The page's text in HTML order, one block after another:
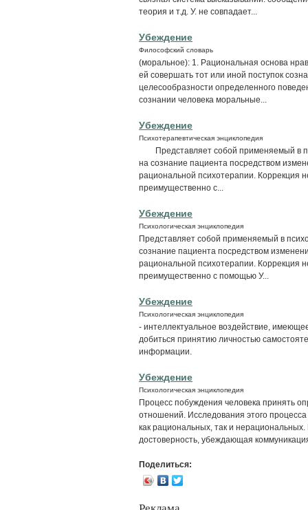
теория и т.д. У. не совпадает...
Убеждение
Философский словарь
(моральное): 1. Рациональная основа
ей совершать тот или иной поступок
целесообразности определенного
сознании человека моральные...
Убеждение
Психотерапевтическая энциклопедия
Представляет собой применяемый в
на сознание пациента посредством
рациональной психотерапии. Коррекция
преимущественно с...
Убеждение
Психологическая энциклопедия
Представляет собой применяемый в
сознание пациента посредством
рациональной психотерапии. Коррекция
преимущественно с помощью У...
Убеждение
Психологическая энциклопедия
- интеллектуальное воздействие,
добиться принятию личностью
информации.
Убеждение
Психологическая энциклопедия
Процесс побуждения человека принять
отношений. Исследования этого
как рациональных, так и
достоверность, убеждающая
Поделиться: